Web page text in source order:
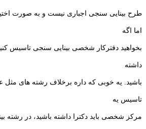
طرح بینایی سنجی اجباری نیست و به صورت
اما اگه
بخواهید دفترکار شخصی بینایی سنجی تاسیس
داشته
باشید. یه خوبی که داره برخلاف رشته های مثل
تاسیس یه
مرکز شخصی باید دکترا داشته باشید، در رشته